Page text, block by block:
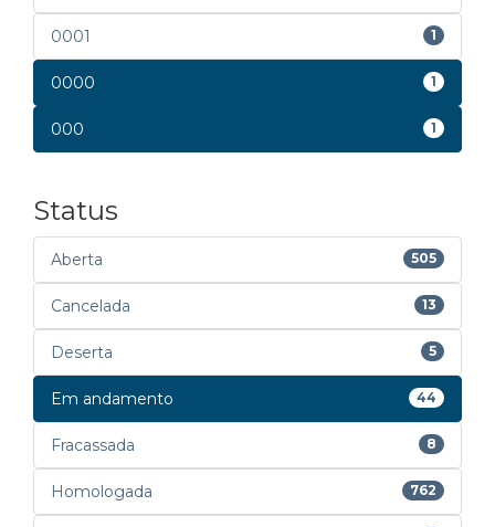
0001 1
0000 1
000 1
Status
Aberta 505
Cancelada 13
Deserta 5
Em andamento 44
Fracassada 8
Homologada 762